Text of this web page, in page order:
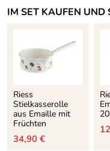
IM SET KAUFEN UND
Riess
Stielkasserolle
aus Emaille mit
Früchten
34,90 €